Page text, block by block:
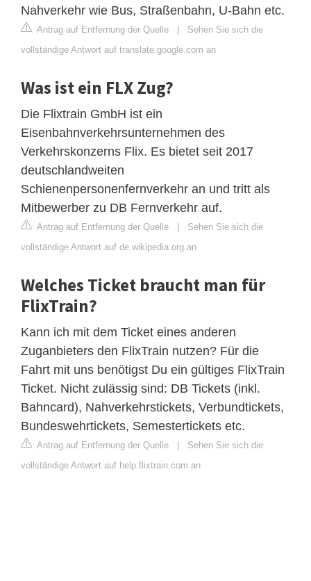
Nahverkehr wie Bus, Straßenbahn, U-Bahn etc.
Antrag auf Entfernung der Quelle | Sehen Sie sich die
vollständige Antwort auf translate.google.com an
Was ist ein FLX Zug?
Die Flixtrain GmbH ist ein
Eisenbahnverkehrsunternehmen des
Verkehrskonzerns Flix. Es bietet seit 2017
deutschlandweiten
Schienenpersonenfernverkehr an und tritt als
Mitbewerber zu DB Fernverkehr auf.
Antrag auf Entfernung der Quelle | Sehen Sie sich die
vollständige Antwort auf de.wikipedia.org an
Welches Ticket braucht man für
FlixTrain?
Kann ich mit dem Ticket eines anderen
Zuganbieters den FlixTrain nutzen? Für die
Fahrt mit uns benötigst Du ein gültiges FlixTrain
Ticket. Nicht zulässig sind: DB Tickets (inkl.
Bahncard), Nahverkehrstickets, Verbundtickets,
Bundeswehrtickets, Semestertickets etc.
Antrag auf Entfernung der Quelle | Sehen Sie sich die
vollständige Antwort auf help.flixtrain.com an